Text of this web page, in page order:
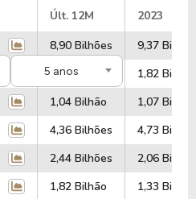
5 anos
Últ. 12M
2023
8,90 Bilhões
9,37
1,92 Bilhão
1,82 Bilhão
1,04 Bilhão
1,07 Bilhão
4,36 Bilhões
4,73
2,44 Bilhões
2,06
1,82 Bilhão
1,33 Bilhão